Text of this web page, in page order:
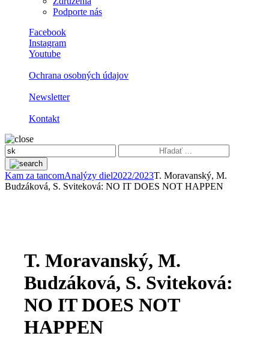
Podporte nás
Facebook
Instagram
Youtube
Ochrana osobných údajov
Newsletter
Kontakt
Kam za tancomAnalýzy diel2022/2023T. Moravanský, M.
Budzáková, S. Sviteková: NO IT DOES NOT HAPPEN
T. Moravanský, M.
Budzáková, S. Sviteková:
NO IT DOES NOT
HAPPEN